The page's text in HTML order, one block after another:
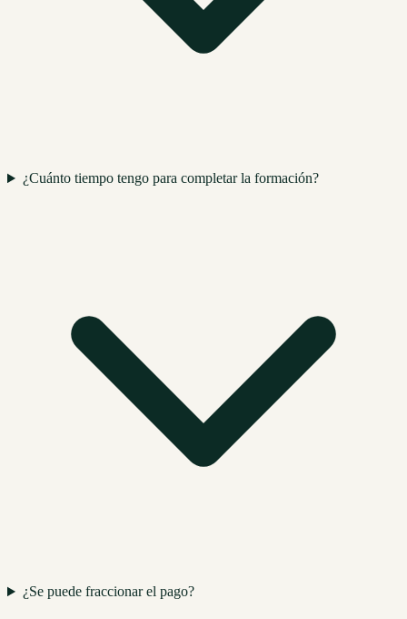
¿Cuánto tiempo tengo para completar la formación?
¿Se puede fraccionar el pago?